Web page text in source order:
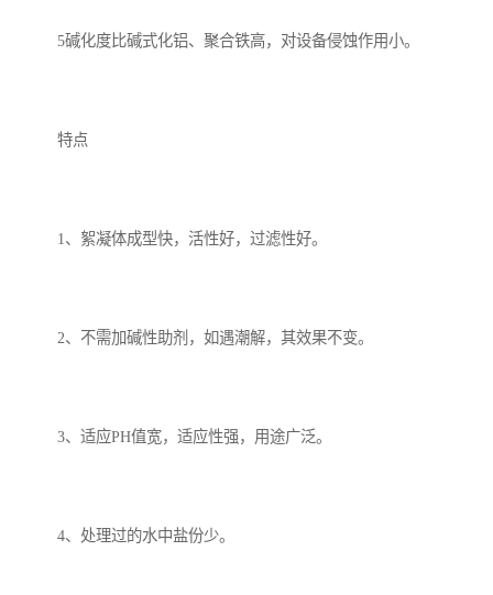
5碱化度比碱式化铝、聚合铁高，对设备侵蚀作用小。
特点
1、絮凝体成型快，活性好，过滤性好。
2、不需加碱性助剂，如遇潮解，其效果不变。
3、适应PH值宽，适应性强，用途广泛。
4、处理过的水中盐份少。